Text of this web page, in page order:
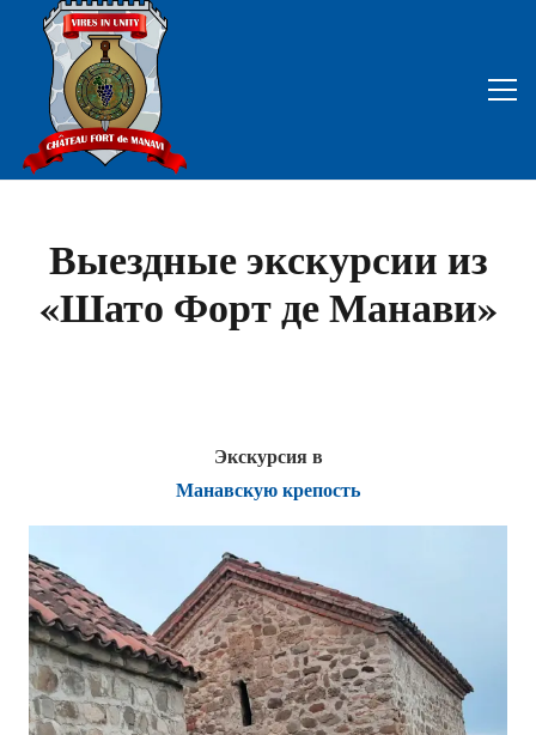
Выездные экскурсии из
«Шато Форт де Манави»
Экскурсия в
Манавскую крепость